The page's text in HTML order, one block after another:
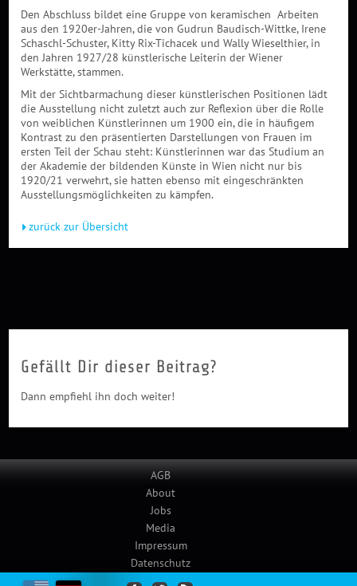
Den Abschluss bildet eine Gruppe von keramischen Arbeiten
aus den 1920er-Jahren, die von Gudrun Baudisch-Wittke, Irene
Schaschl-Schuster, Kitty Rix-Tichacek und Wally Wieselthier, in
den Jahren 1927/28 künstlerische Leiterin der Wiener
Werkstätte, stammen.
Mit der Sichtbarmachung dieser künstlerischen Positionen lädt
die Ausstellung nicht zuletzt auch zur Reflexion über die Rolle
von weiblichen Künstlerinnen um 1900 ein, die in häufigem
Kontrast zu den präsentierten Darstellungen von Frauen im
ersten Teil der Schau steht: Künstlerinnen war das Studium an
der Akademie der bildenden Künste in Wien nicht nur bis
1920/21 verwehrt, sie hatten ebenso mit eingeschränkten
Ausstellungsmöglichkeiten zu kämpfen.
zurück zur Übersicht
Gefällt Dir dieser Beitrag?
Dann empfiehl ihn doch weiter!
AGB
About
Jobs
Media
Impressum
Datenschutz